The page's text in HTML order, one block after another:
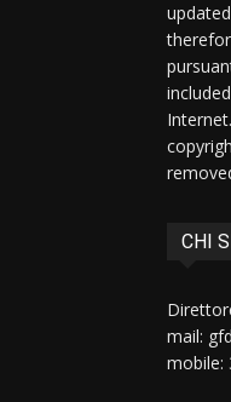
CHI
mail:
mobile: